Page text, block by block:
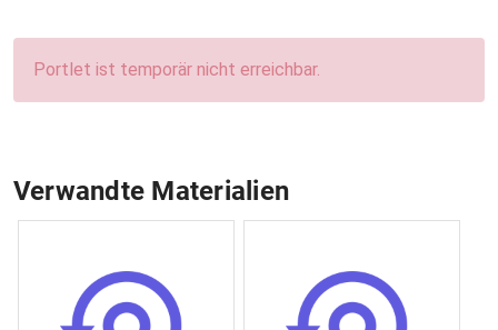
Portlet ist temporär nicht erreichbar.
Verwandte Materialien